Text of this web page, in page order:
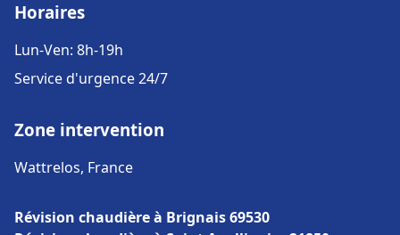
Horaires
Lun-Ven: 8h-19h
Service d'urgence 24/7
Zone intervention
Wattrelos, France
Révision chaudière à Brignais 69530